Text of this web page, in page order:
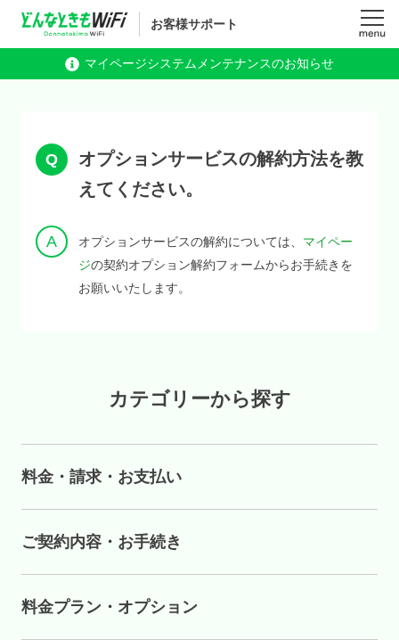
お客様サポート
マイページシステムメンテナンスのお知らせ
オプションサービスの解約方法を教
えてください。
オプションサービスの解約については、 マイペー
ジの契約オプション解約フォームからお手続きを
お願いいたします。
カテゴリーから探す
料金・請求・お支払い
ご契約内容・お手続き
料金プラン・オプション